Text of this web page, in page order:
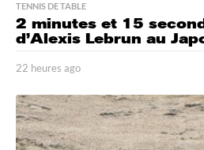
TENNIS DE TABLE
2 minutes et 15
d’Alexis Lebrun au
22 heures ago
h
e
u
r